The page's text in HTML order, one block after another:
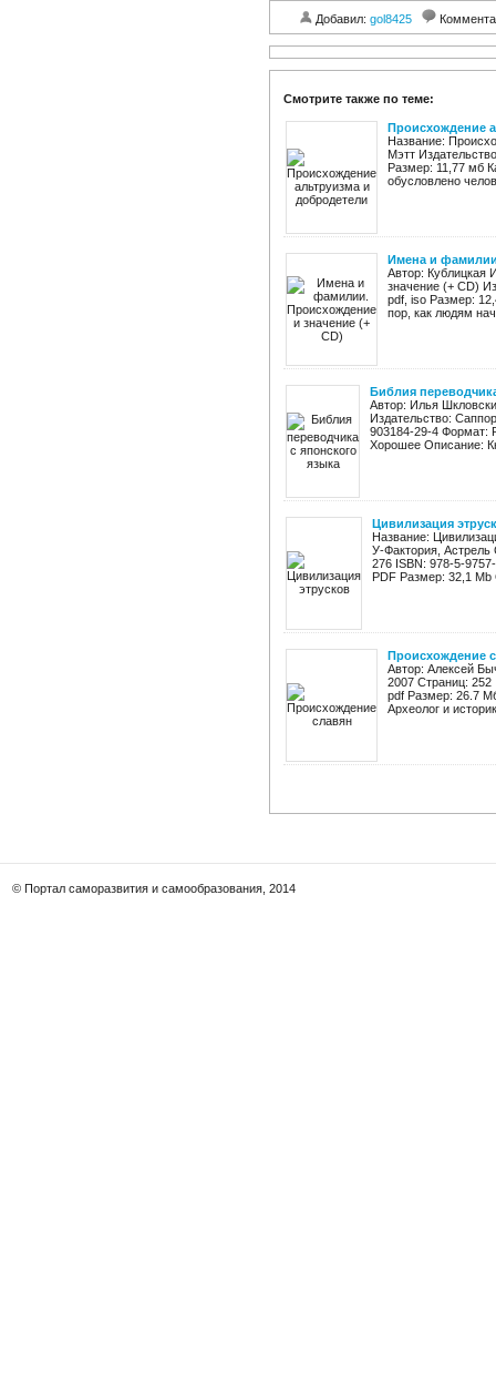
Добавил: gol8425
Смотрите также по теме:
Происхождение
Название:
Мэтт
Размер: 11,77 мб
обусловлено
Имена и
Автор: Кублицкая
значение (+ CD)
pdf, iso Размер:
пор, как людям
Библия
Автор: Илья
Издательство:
903184-29-4 Формат:
Хорошее Описание:
Цивилизация
Название:
У-Фактория, Астрель
276 ISBN: 978-5-
PDF Размер: 32,1
Происхождение
Автор: Алексей
2007 Страниц:
pdf Размер: 26.7
Археолог и
© Портал саморазвития и самообразования, 2014